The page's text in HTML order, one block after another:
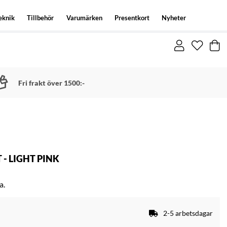
Tillbehör Varumärken Presentkort Nyheter
Fri frakt över 1500:-
- LIGHT PINK
2-5 arbetsdagar